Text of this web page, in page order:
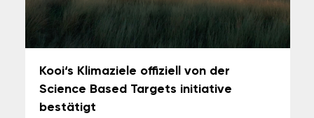
Kooi‘s Klimaziele offiziell von der
Science Based Targets initiative
bestätigt